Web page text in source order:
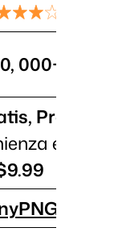
000+
Pro
en